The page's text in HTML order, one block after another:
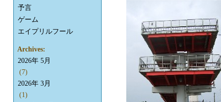
予言
ゲーム
エイプリルフール
Archives:
2026年 5月
(7)
2026年 3月
(1)